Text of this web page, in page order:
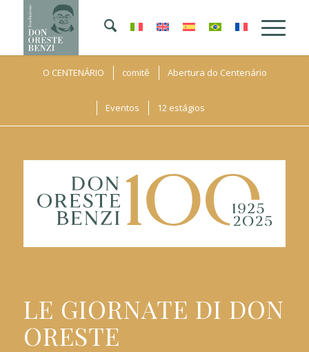
O CENTENÁRIO comitê Abertura do Centenário
Eventos 12 estágios
LE GIORNATE DI DON
ORESTE